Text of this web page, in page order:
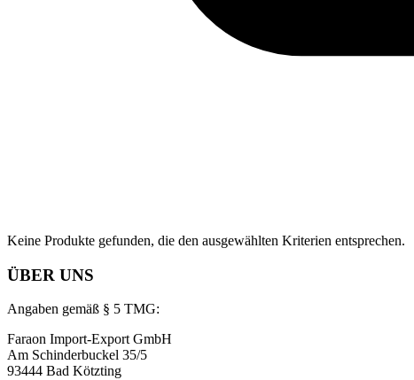
Keine Produkte gefunden, die den ausgewählten Kriterien entsprechen.
ÜBER UNS
Angaben gemäß § 5 TMG:
Faraon Import-Export GmbH
Am Schinderbuckel 35/5
93444 Bad Kötzting